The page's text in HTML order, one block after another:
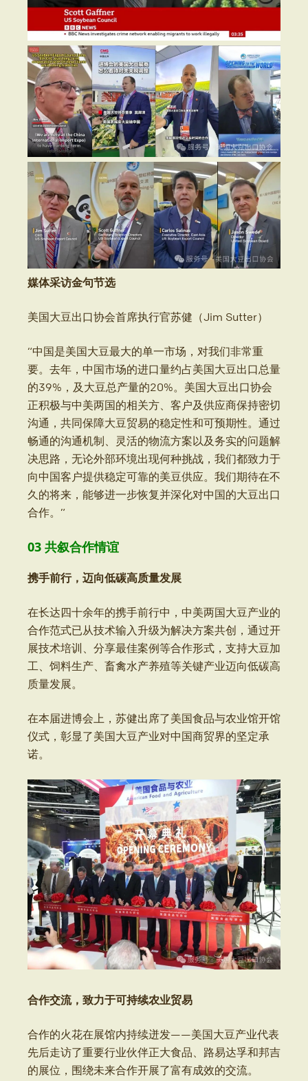
媒体采访金句节选
美国大豆出口协会首席执行官苏健（Jim Sutter）
“中国是美国大豆最大的单一市场，对我们非常重
要。去年，中国市场的进口量约占美国大豆出口总量
的39%，及大豆总产量的20%。美国大豆出口协会
正积极与中美两国的相关方、客户及供应商保持密切
沟通，共同保障大豆贸易的稳定性和可预期性。通过
畅通的沟通机制、灵活的物流方案以及务实的问题解
决思路，无论外部环境出现何种挑战，我们都致力于
向中国客户提供稳定可靠的美豆供应。我们期待在不
久的将来，能够进一步恢复并深化对中国的大豆出口
合作。”
03 共叙合作情谊
携手前行，迈向低碳高质量发展
在长达四十余年的携手前行中，中美两国大豆产业的
合作范式已从技术输入升级为解决方案共创，通过开
展技术培训、分享最佳案例等合作形式，支持大豆加
工、饲料生产、畜禽水产养殖等关键产业迈向低碳高
质量发展。
在本届进博会上，苏健出席了美国食品与农业馆开馆
仪式，彰显了美国大豆产业对中国商贸界的坚定承
诺。
合作交流，致力于可持续农业贸易
合作的火花在展馆内持续迸发——美国大豆产业代表
先后走访了重要行业伙伴正大食品、路易达孚和邦吉
的展位，围绕未来合作开展了富有成效的交流。